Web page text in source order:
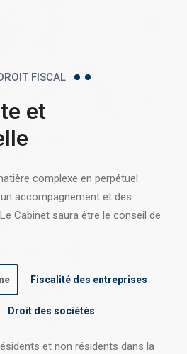
FISCAL
et
complexe en perpétuel
accompagnement et des
Cabinet saura être le conseil de
Fiscalité des entreprises
Droit des sociétés
et non résidents dans la